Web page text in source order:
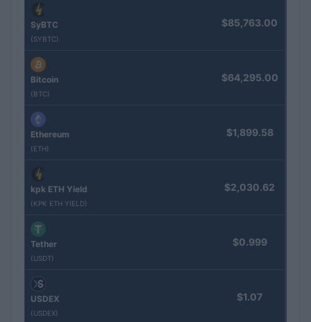
SyBTC
(SYBTC)
$85,763.00
Bitcoin
(BTC)
$64,295.00
Ethereum
(ETH)
$1,899.58
kpk ETH Yield
(KPK ETH YIELD)
$2,030.62
Tether
(USDT)
$0.999
USDEX
(USDEX)
$1.07